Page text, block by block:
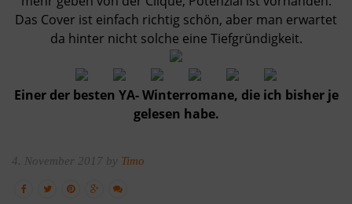
Das Cover ist einfach richtig schön, aber man erwartet
da hinter nicht solche eine Tiefgründigkeit.
Einer der besten YA- Winterromane, die ich bisher je
gelesen habe.
4. November 2017 by Timo